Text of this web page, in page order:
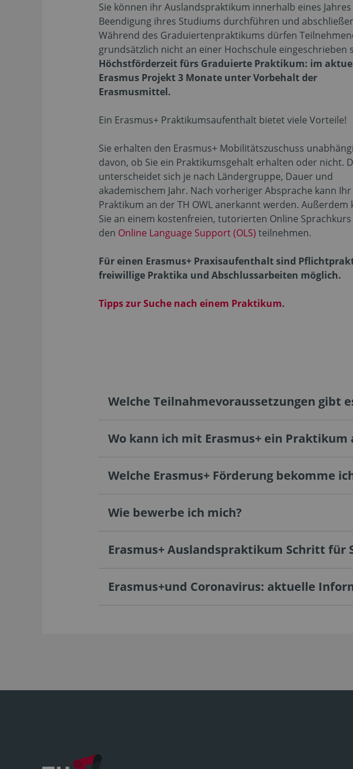
Sie können ihr Auslandspraktikum innerhalb eines
Beendigung ihres Studiums durchführen und
Während des Graduiertenpraktikums dürfen
grundsätzlich nicht an einer Hochschule eingeschrieben
Höchstförderzeit fürs Graduierte Praktikum: im
Erasmus Projekt 3 Monate unter Vorbehalt der
Erasmusmittel.
Ein Erasmus+ Praktikumsaufenthalt bietet viele Vorteile!
Sie erhalten den Erasmus+ Mobilitätszuschuss
davon, ob Sie ein Praktikumsgehalt erhalten oder nicht.
unterscheidet sich je nach Ländergruppe, Dauer und
akademischem Jahr. Nach vorheriger Absprache kann Ihr
Praktikum an der TH OWL anerkannt werden. Außerdem
Sie an einem kostenfreien, tutorierten Online
den Online Language Support (OLS) teilnehmen.
Für einen Erasmus+ Praxisaufenthalt sind
freiwillige Praktika und Abschlussarbeiten möglich.
Tipps zur Suche nach einem Praktikum.
Welche Teilnahmevoraussetzungen gibt
Wo kann ich mit Erasmus+ ein Praktikum
Welche Erasmus+ Förderung bekomme
Wie bewerbe ich mich?
Erasmus+ Auslandspraktikum Schritt für
Erasmus+und Coronavirus: aktuelle